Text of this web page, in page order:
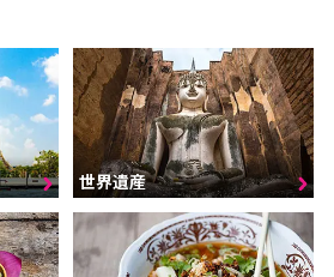
世界遺産